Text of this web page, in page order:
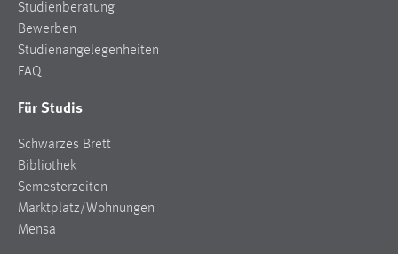
Studienberatung
Bewerben
Studienangelegenheiten
FAQ
Für Studis
Schwarzes Brett
Bibliothek
Semesterzeiten
Marktplatz/Wohnungen
Mensa